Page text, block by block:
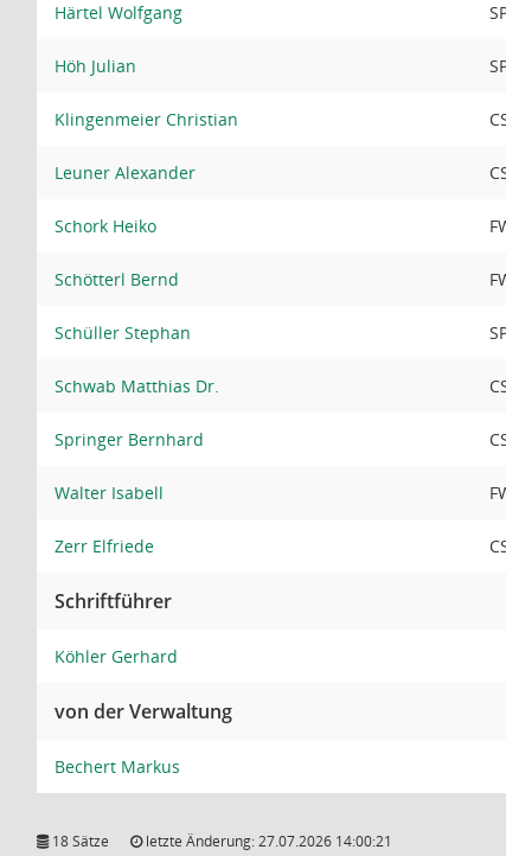
Härtel Wolfgang
Höh Julian
Klingenmeier Christian
Leuner Alexander
Schork Heiko
Schötterl Bernd
Schüller Stephan
Schwab Matthias Dr.
Springer Bernhard
Walter Isabell
Zerr Elfriede
Schriftführer
Köhler Gerhard
von der Verwaltung
Bechert Markus
18 Sätze letzte Änderung: 27.07.2026 14:00:21